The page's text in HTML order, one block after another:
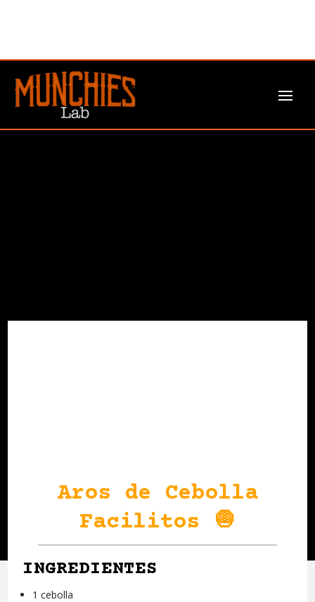
Aros de Cebolla
Facilitos 🧅
INGREDIENTES
1 cebolla